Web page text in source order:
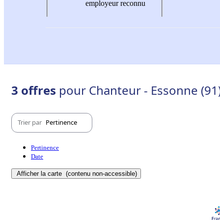
employeur reconnu
3 offres pour Chanteur - Essonne
Trier par Pertinence
Pertinence
Date
Afficher la carte (contenu non-accessible)